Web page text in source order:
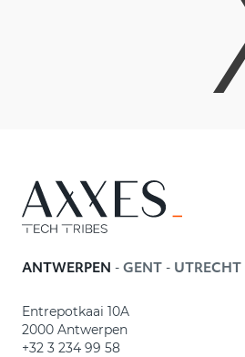
ANTWERPEN - GENT - UTRECHT
Entrepotkaai 10A
2000 Antwerpen
+32 3 234 99 58